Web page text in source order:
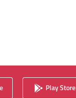
Play Store